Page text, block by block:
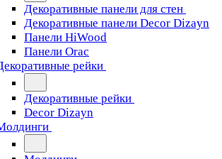
Декоративные панели для стен
Декоративные панели Decor Dizayn
Панели HiWood
Панели Orac
рейки
Декоративные рейки
Decor Dizayn